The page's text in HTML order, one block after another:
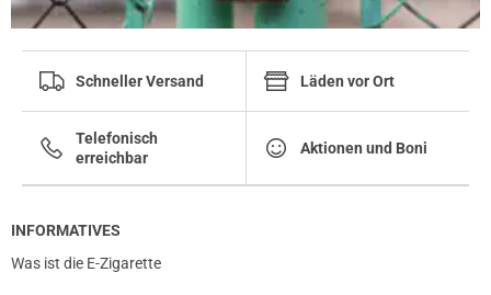
08.01.2022 — via
Trustedshops.de
Reinhard P.
Meiner Meinung nach, die Besten
24.08.2021 — via
einem Kunden
Schneller Versand Läden vor Ort
Telefonisch
erreichbar
Aktionen und Boni
INFORMATIVES
Was ist die E-Zigarette